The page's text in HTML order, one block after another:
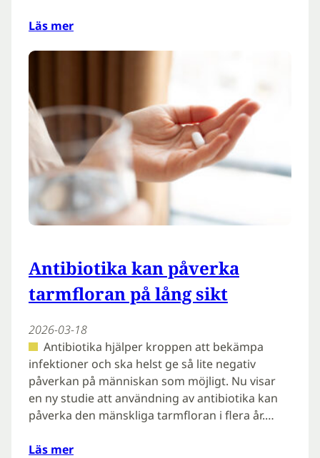
Läs mer
Antibiotika kan påverka
tarmfloran på lång sikt
2026-03-18
Antibiotika hjälper kroppen att bekämpa
infektioner och ska helst ge så lite negativ
påverkan på människan som möjligt. Nu visar
en ny studie att användning av antibiotika kan
påverka den mänskliga tarmfloran i flera år.…
Läs mer